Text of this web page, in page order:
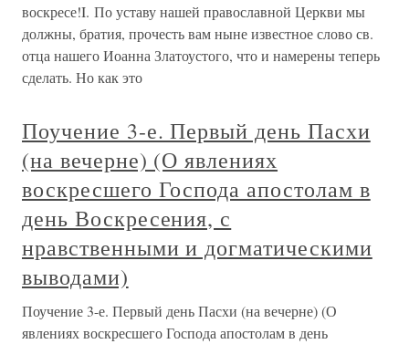
воскресе!I. По уставу нашей православной Церкви мы
должны, братия, прочесть вам ныне известное слово св.
отца нашего Иоанна Златоустого, что и намерены теперь
сделать. Но как это
Поучение 3-е. Первый день Пасхи
(на вечерне) (О явлениях
воскресшего Господа апостолам в
день Воскресения, с
нравственными и догматическими
выводами)
Поучение 3-е. Первый день Пасхи (на вечерне) (О
явлениях воскресшего Господа апостолам в день